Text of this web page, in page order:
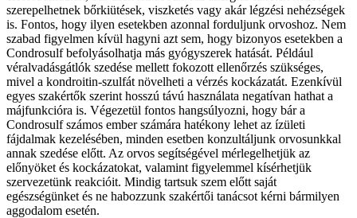
szerepelhetnek bőrkiütések, viszketés vagy akár légzési nehézségek
is. Fontos, hogy ilyen esetekben azonnal forduljunk orvoshoz. Nem
szabad figyelmen kívül hagyni azt sem, hogy bizonyos esetekben a
Condrosulf befolyásolhatja más gyógyszerek hatását. Például
véralvadásgátlók szedése mellett fokozott ellenőrzés szükséges,
mivel a kondroitin-szulfát növelheti a vérzés kockázatát. Ezenkívül
egyes szakértők szerint hosszú távú használata negatívan hathat a
májfunkcióra is. Végezetül fontos hangsúlyozni, hogy bár a
Condrosulf számos ember számára hatékony lehet az ízületi
fájdalmak kezelésében, minden esetben konzultáljunk orvosunkkal
annak szedése előtt. Az orvos segítségével mérlegelhetjük az
előnyöket és kockázatokat, valamint figyelemmel kísérhetjük
szervezetünk reakcióit. Mindig tartsuk szem előtt saját
egészségünket és ne habozzunk szakértői tanácsot kérni bármilyen
aggodalom esetén.